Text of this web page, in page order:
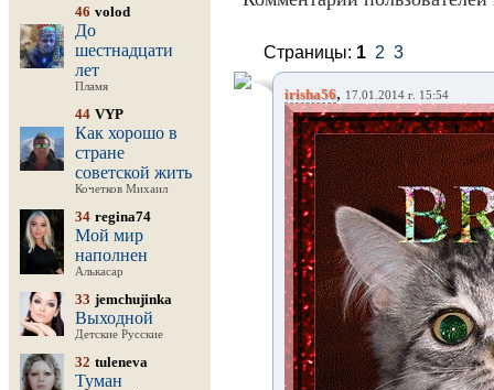
46 volod
До
шестнадцати
лет
Пламя
44 VYP
Как хорошо в
стране
советской жить
Кочетков Михаил
34 regina74
Мой мир
наполнен
Алькасар
33 jemchujinka
Выходной
Детские Русские
32 tuleneva
Туман
Страницы: 1 2 3
irisha56, 17.01.2014 г. 15:54